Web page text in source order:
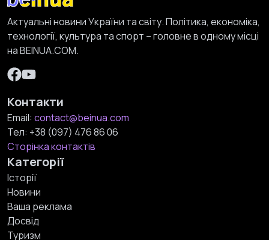
Актуальні новини України та світу. Політика, економіка,
технології, культура та спорт – головне в одному місці
на BEINUA.COM.
Контакти
Email: contact@beinua.com
Тел: +38 (097) 476 86 06
Сторінка контактів
Категорії
Історії
Новини
Ваша реклама
Досвід
Туризм